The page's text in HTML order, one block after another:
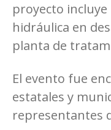
proyecto
hidráulica en
planta de
El evento fue
estatales y
representantes